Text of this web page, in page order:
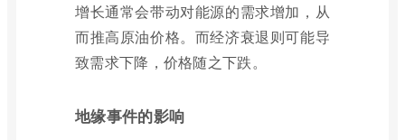
增长通常会带动对能源的需求增加，从
而推高原油价格。而经济衰退则可能导
致需求下降，价格随之下跌。
地缘事件的影响